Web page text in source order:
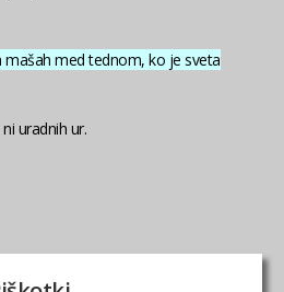
mašah med tednom, ko je sveta
uradnih ur.